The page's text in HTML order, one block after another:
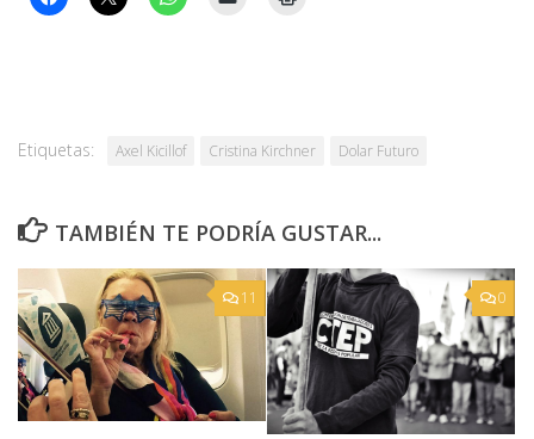
Etiquetas: Axel Kicillof Cristina Kirchner Dolar Futuro
TAMBIÉN TE PODRÍA GUSTAR...
11 0